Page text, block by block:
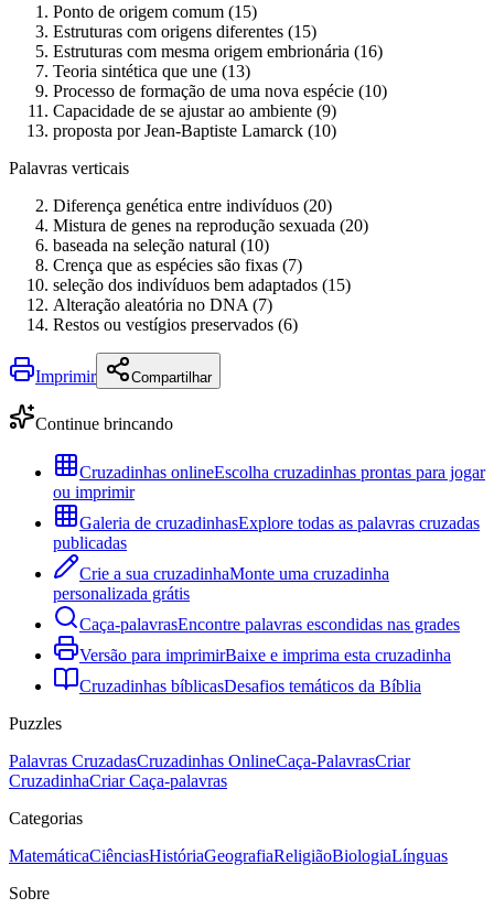
Ponto de origem comum (15)
Estruturas com origens diferentes (15)
Estruturas com mesma origem embrionária (16)
Teoria sintética que une (13)
Processo de formação de uma nova espécie (10)
Capacidade de se ajustar ao ambiente (9)
proposta por Jean-Baptiste Lamarck (10)
Palavras verticais
Diferença genética entre indivíduos (20)
Mistura de genes na reprodução sexuada (20)
baseada na seleção natural (10)
Crença que as espécies são fixas (7)
seleção dos indivíduos bem adaptados (15)
Alteração aleatória no DNA (7)
Restos ou vestígios preservados (6)
Imprimir Compartilhar
Continue brincando
Cruzadinhas onlineEscolha cruzadinhas prontas para jogar
ou imprimir
Galeria de cruzadinhasExplore todas as palavras cruzadas
publicadas
Crie a sua cruzadinhaMonte uma cruzadinha
personalizada grátis
Caça-palavrasEncontre palavras escondidas nas grades
Versão para imprimirBaixe e imprima esta cruzadinha
Cruzadinhas bíblicasDesafios temáticos da Bíblia
Puzzles
Palavras CruzadasCruzadinhas OnlineCaça-PalavrasCriar
CruzadinhaCriar Caça-palavras
Categorias
MatemáticaCiênciasHistóriaGeografiaReligiãoBiologiaLínguas
Sobre